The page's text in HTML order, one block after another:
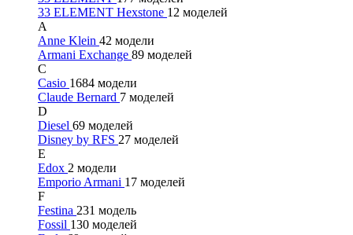
33 ELEMENT Hexstone 12 моделей
A
Anne Klein 42 модели
Armani Exchange 89 моделей
C
Casio 1684 модели
Claude Bernard 7 моделей
D
Diesel 69 моделей
Disney by RFS 27 моделей
E
Edox 2 модели
Emporio Armani 17 моделей
F
Festina 231 модель
Fossil 130 моделей